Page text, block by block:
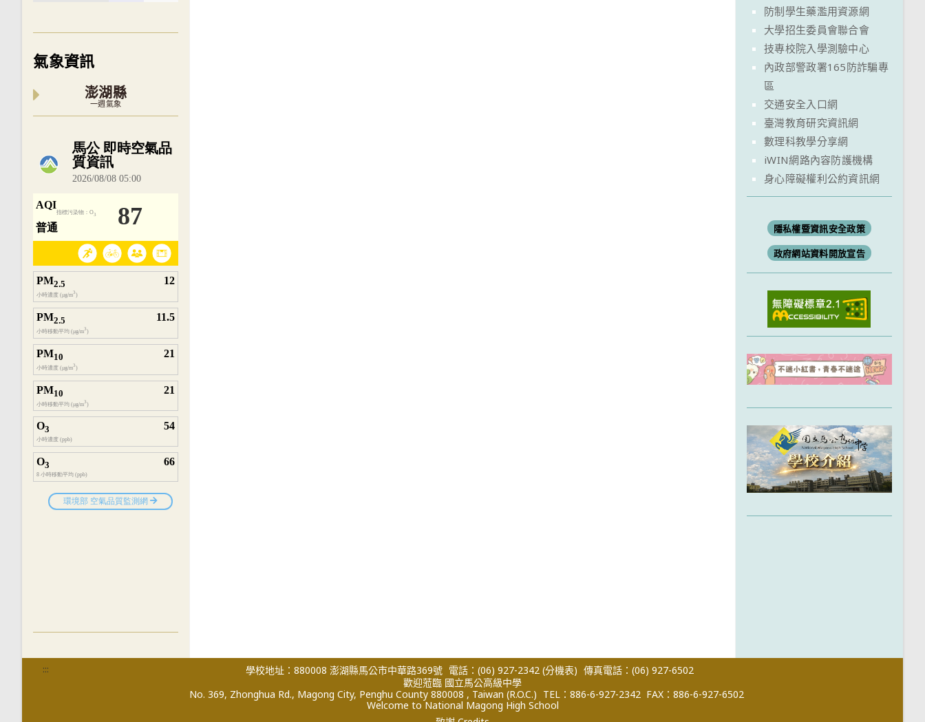
氣象資訊
澎湖縣
一週氣象
內嵌空氣品質小工具為視覺預覽，完整即時空氣品質資料請開啟
防制學生藥濫用資源網
大學招生委員會聯合會
技專校院入學測驗中心
內政部警政署165防詐騙專
區
交通安全入口網
臺灣教育研究資訊網
數理科教學分享網
iWIN網路內容防護機構
身心障礙權利公約資訊網
隱私權暨資訊安全政策
政府網站資料開放宣告
::: 學校地址：880008 澎湖縣馬公市中華路369號 電話：(06) 927-2342 (分機表) 傳真電話：(06) 927-6502
歡迎蒞臨 國立馬公高級中學
No. 369, Zhonghua Rd., Magong City, Penghu County 880008 , Taiwan (R.O.C.) TEL：886-6-927-2342 FAX：886-6-927-6502
Welcome to National Magong High School